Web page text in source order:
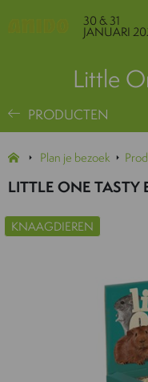
30 & 31
JANUARI
Little
PRODUCTEN
Plan je bezoek
LITTLE ONE TASTY
KNAAGDIEREN